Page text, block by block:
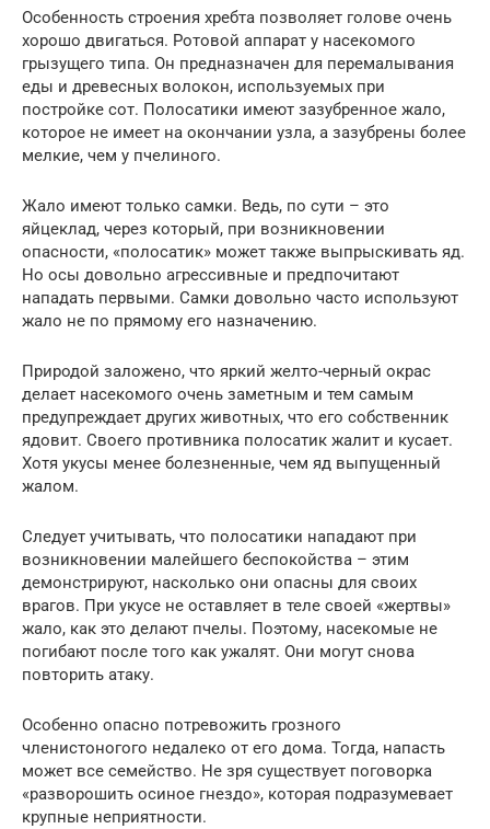
Особенность строения хребта позволяет голове очень
хорошо двигаться. Ротовой аппарат у насекомого
грызущего типа. Он предназначен для перемалывания
еды и древесных волокон, используемых при
постройке сот. Полосатики имеют зазубренное жало,
которое не имеет на окончании узла, а зазубрены более
мелкие, чем у пчелиного.
Жало имеют только самки. Ведь, по сути – это
яйцеклад, через который, при возникновении
опасности, «полосатик» может также выпрыскивать яд.
Но осы довольно агрессивные и предпочитают
нападать первыми. Самки довольно часто используют
жало не по прямому его назначению.
Природой заложено, что яркий желто-черный окрас
делает насекомого очень заметным и тем самым
предупреждает других животных, что его собственник
ядовит. Своего противника полосатик жалит и кусает.
Хотя укусы менее болезненные, чем яд выпущенный
жалом.
Следует учитывать, что полосатики нападают при
возникновении малейшего беспокойства – этим
демонстрируют, насколько они опасны для своих
врагов. При укусе не оставляет в теле своей «жертвы»
жало, как это делают пчелы. Поэтому, насекомые не
погибают после того как ужалят. Они могут снова
повторить атаку.
Особенно опасно потревожить грозного
членистоногого недалеко от его дома. Тогда, напасть
может все семейство. Не зря существует поговорка
«разворошить осиное гнездо», которая подразумевает
крупные неприятности.